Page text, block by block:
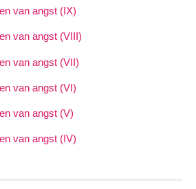
van angst (IX)
van angst (VIII)
van angst (VII)
van angst (VI)
van angst (V)
van angst (IV)